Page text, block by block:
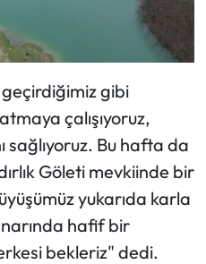
gibi
çalışıyoruz,
sağlıyoruz. Bu hafta da
Göleti mevkiinde bir
yukarıda karla
hafif bir
bekleriz" dedi.